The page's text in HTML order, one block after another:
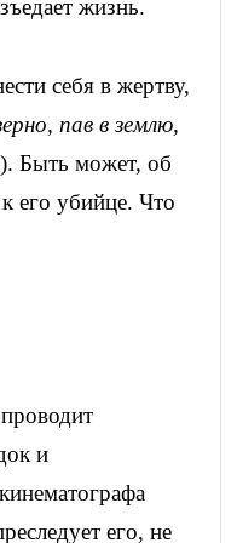
жизнь.
себя в жертву,
пав в землю,
Быть может, об
его убийце. Что
и
его, не